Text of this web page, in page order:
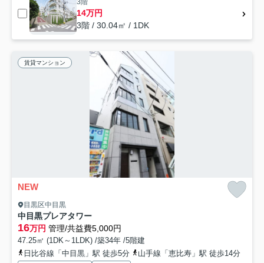
3階
14万円
3階 / 30.04㎡ / 1DK
賃貸マンション
NEW
目黒区中目黒
中目黒プレアタワー
16万円 管理/共益費5,000円
47.25㎡ (1DK～1LDK) /築34年 /5階建
日比谷線「中目黒」駅 徒歩5分
山手線「恵比寿」駅 徒歩14分